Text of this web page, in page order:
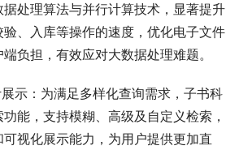
处理算法与并行计算技术，显著提升
、入库等操作的速度，优化电子文件
负担，有效应对大数据处理难题。
示：为满足多样化查询需求，子书科
能，支持模糊、高级及自定义检索，
视化展示能力，为用户提供更加直